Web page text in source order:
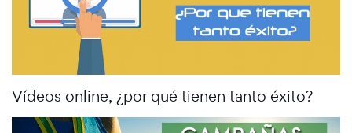
Vídeos online, ¿por qué tienen tanto éxito?